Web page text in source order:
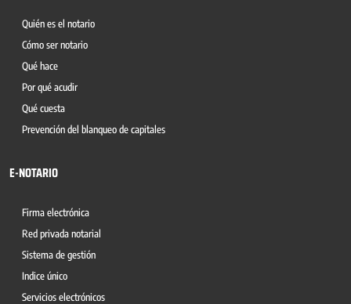
Quién es el notario
Cómo ser notario
Qué hace
Por qué acudir
Qué cuesta
Prevención del blanqueo de capitales
E-NOTARIO
Firma electrónica
Red privada notarial
Sistema de gestión
Indice único
Servicios electrónicos